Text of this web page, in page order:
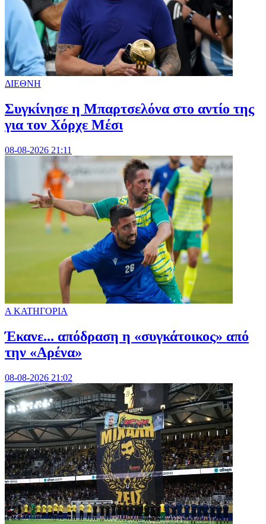
ΔΙΕΘΝΗ
Συγκίνησε η Μπαρτσελόνα στο αντίο της
για τον Χόρχε Μέσι
08-08-2026 21:11
Α ΚΑΤΗΓΟΡΙΑ
Έκανε... απόδραση η «συγκάτοικος» από
την «Αρένα»
08-08-2026 21:02